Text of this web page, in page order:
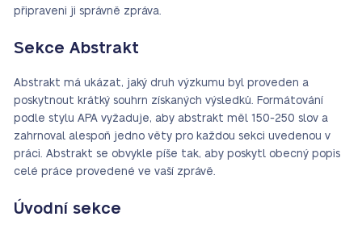
připraveni ji správně zpráva.
Sekce Abstrakt
Abstrakt má ukázat, jaký druh výzkumu byl proveden a
poskytnout krátký souhrn získaných výsledků. Formátování
podle stylu APA vyžaduje, aby abstrakt měl 150-250 slov a
zahrnoval alespoň jedno věty pro každou sekci uvedenou v
práci. Abstrakt se obvykle píše tak, aby poskytl obecný popis
celé práce provedené ve vaší zprávě.
Úvodní sekce